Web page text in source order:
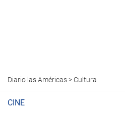
Diario las Américas> Cultura
CINE